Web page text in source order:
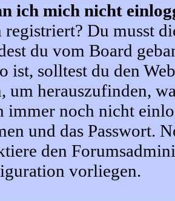
ich mich nicht
registriert? Du musst
du vom Board
ist, solltest du den
um herauszufinden,
immer noch nicht
und das Passwort.
den
vorliegen.